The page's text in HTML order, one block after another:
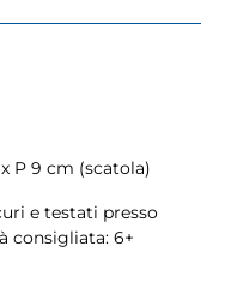
x P 9 cm (scatola)
e testati presso
consigliata: 6+